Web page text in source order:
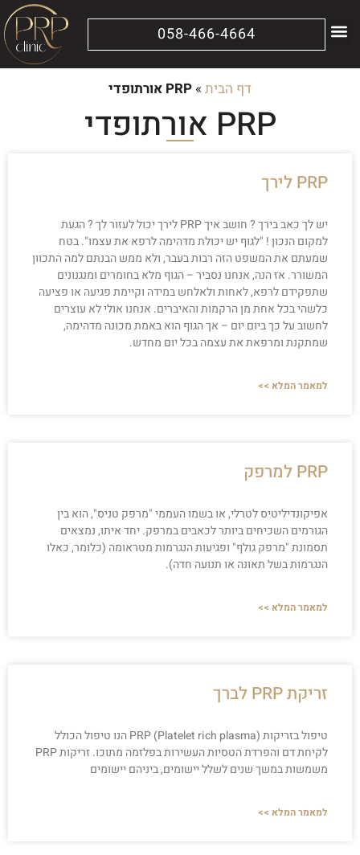
058-466-4664
דף הבית » PRP אורתופדי
PRP אורתופדי
PRP לירך
יש לך כאב בירך ? חושב איך PRP לירך יכול לעזור לך ? הגעת
למקום הנכון ! "לגוף יש יכולת מדהימה לרפא את עצמו". בטח
שמעתם את המשפט הזה רבות בעבר, ולא ממש הבנתם למה התכוון
המשורר. אז הנה, אנחנו נסביר – הגוף מלא בחומרים ומנגנונים
שתפקידם לרפא, לאחות ולאלחש במידה וקיימת פגיעה או פציעה
כלשהי בכל אחת מן הרקמות והאיברים. אנחנו אולי לא עוצרים
לחשוב על כך ביום יום – אך הגוף הוא באמת מכונה מדהימה,
שמתקנת ומרפאת את עצמה בכל יום מחדש.
למאמר המלא >>
PRP למרפק
אפיקונדיליטיס לטרלי, או בשמו העממי "מרפק טניס", הוא בין
הגורמים השכיחים ביותר לכאבים במרפק. יחד איתו, נמצאים
תסמונת "מרפק גולף" ופגיעות הנגרמות מטראומה (כלומר, כאלו
הנגרמות בשל תאונה או תנועה חדה).
למאמר המלא >>
זריקת PRP לברך
טיפול בזריקות PRP (Platelet rich plasma) הנו טיפול הכולל
לקיחת דם והפרדת הטסיות העשירות בפלזמה מתוכו. זריקות PRP
משמשות במשך שנים לשלל יישומים, ביניהם יישומים
למאמר המלא >>